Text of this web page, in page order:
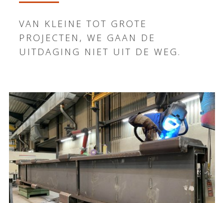
VAN KLEINE TOT GROTE
PROJECTEN, WE GAAN DE
UITDAGING NIET UIT DE WEG.